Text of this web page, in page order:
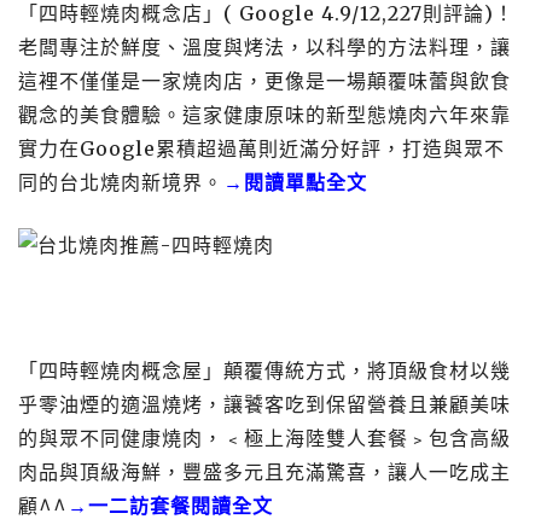
「四時輕燒肉概念店」( Google 4.9/12,227則評論)！
老闆專注於鮮度、溫度與烤法，以科學的方法料理，讓
這裡不僅僅是一家燒肉店，更像是一場顛覆味蕾與飲食
觀念的美食體驗。這家健康原味的新型態燒肉六年來靠
實力在Google累積超過萬則近滿分好評，打造與眾不
同的台北燒肉新境界。 →閱讀單點全文
「四時輕燒肉概念屋」顛覆傳統方式，將頂級食材以幾
乎零油煙的適溫燒烤，讓饕客吃到保留營養且兼顧美味
的與眾不同健康燒肉，﹤極上海陸雙人套餐﹥包含高級
肉品與頂級海鮮，豐盛多元且充滿驚喜，讓人一吃成主
顧^^ →一二訪套餐閱讀全文